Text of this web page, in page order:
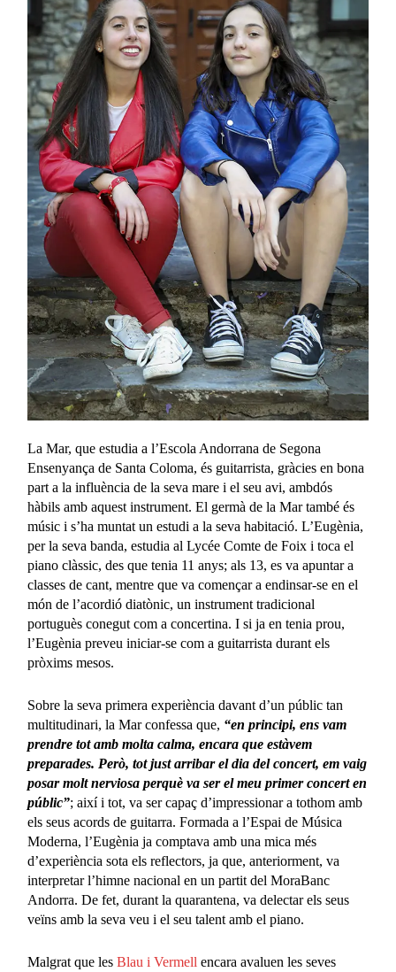
La Mar, que estudia a l’Escola Andorrana de Segona
Ensenyança de Santa Coloma, és guitarrista, gràcies en bona
part a la influència de la seva mare i el seu avi, ambdós
hàbils amb aquest instrument. El germà de la Mar també és
músic i s’ha muntat un estudi a la seva habitació. L’Eugènia,
per la seva banda, estudia al Lycée Comte de Foix i toca el
piano clàssic, des que tenia 11 anys; als 13, es va apuntar a
classes de cant, mentre que va començar a endinsar-se en el
món de l’acordió diatònic, un instrument tradicional
portuguès conegut com a concertina. I si ja en tenia prou,
l’Eugènia preveu iniciar-se com a guitarrista durant els
pròxims mesos.
Sobre la seva primera experiència davant d’un públic tan
multitudinari, la Mar confessa que, “en principi, ens vam
prendre tot amb molta calma, encara que estàvem
preparades. Però, tot just arribar el dia del concert, em vaig
posar molt nerviosa perquè va ser el meu primer concert en
públic”; així i tot, va ser capaç d’impressionar a tothom amb
els seus acords de guitarra. Formada a l’Espai de Música
Moderna, l’Eugènia ja comptava amb una mica més
d’experiència sota els reflectors, ja que, anteriorment, va
interpretar l’himne nacional en un partit del MoraBanc
Andorra. De fet, durant la quarantena, va delectar els seus
veïns amb la seva veu i el seu talent amb el piano.
Malgrat que lesBlau i Vermell encara avaluen les seves